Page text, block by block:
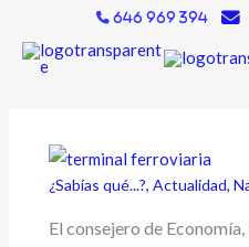
contenido
646 969 394
¿Sabías qué...?,Actualidad,
El consejero de